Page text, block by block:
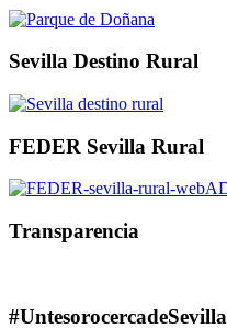
Sevilla Destino Rural
FEDER Sevilla Rural
Transparencia
#UntesorocercadeSevilla